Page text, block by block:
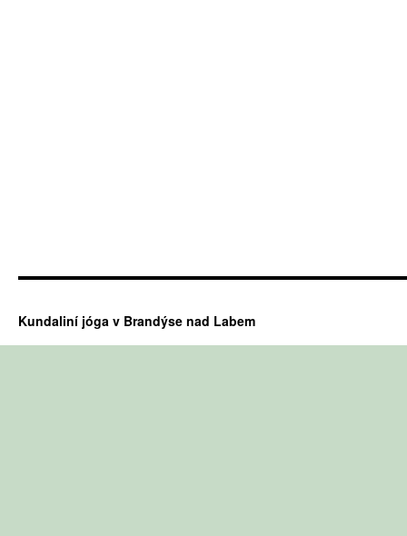
Kundaliní jóga v Brandýse nad Labem